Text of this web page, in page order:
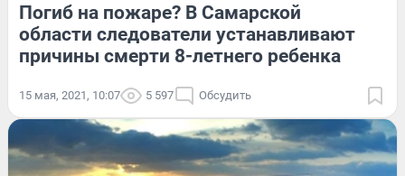
Погиб на пожаре? В Самарской
области следователи устанавливают
причины смерти 8-летнего ребенка
15 мая, 2021, 10:07 5 597 Обсудить